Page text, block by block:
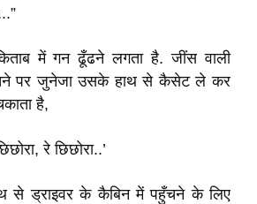
में गन ढूँढने लगता है. जींस वाली
पर जुनेजा उसके हाथ से कैसेट ले कर
है,
रे छिछोरा..’
से ड्राइवर के कैबिन में पहुँचने के लिए